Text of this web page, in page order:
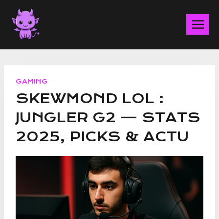
Aller
contenu
GAMING
SKEWMOND LOL :
JUNGLER G2 — STATS
2025, PICKS & ACTU